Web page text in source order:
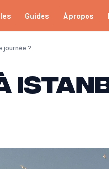
Guides À propos
journée ?